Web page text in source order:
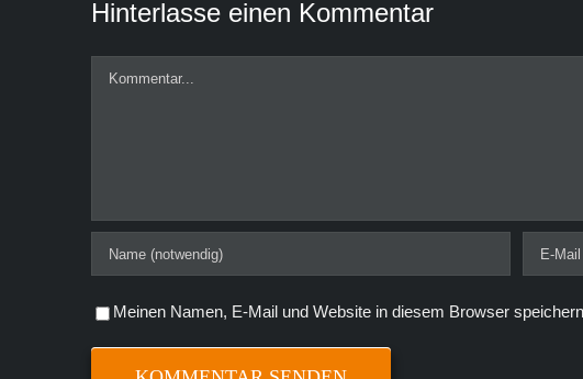
Hinterlasse einen Kommentar
Kommentar
Meinen Namen, E-Mail und Website in diesem Browser